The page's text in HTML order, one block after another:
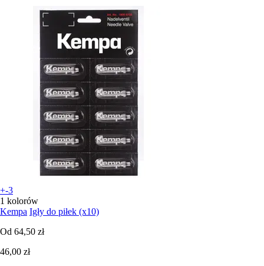
+-3
1 kolorów
Kempa Igły do piłek (x10)
Od 64,50 zł
46,00 zł